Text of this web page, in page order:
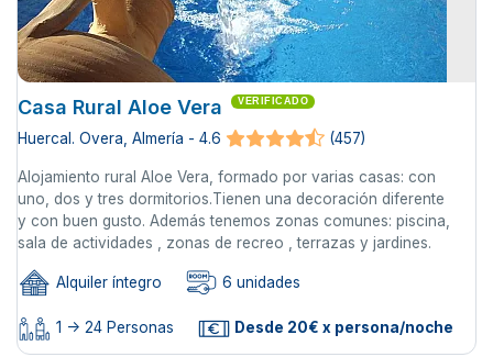
Casa Rural Aloe Vera VERIFICADO
Huercal. Overa, Almería - 4.6 (457)
Alojamiento rural Aloe Vera, formado por varias casas: con
uno, dos y tres dormitorios.Tienen una decoración diferente
y con buen gusto. Además tenemos zonas comunes: piscina,
sala de actividades , zonas de recreo , terrazas y jardines.
Alquiler íntegro 6 unidades
1 -> 24 Personas Desde 20€ x persona/noche